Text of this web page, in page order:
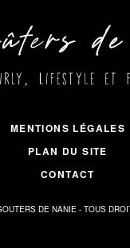
MENTIONS LÉGALES
PLAN DU SITE
CONTACT
DE NANIE - TOUS